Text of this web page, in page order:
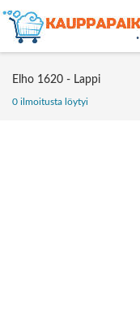
Elho 1620 - Lappi
0 ilmoitusta löytyi